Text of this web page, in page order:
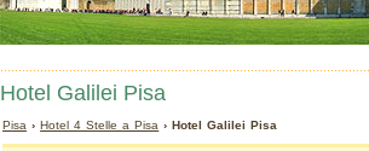
Hotel Galilei Pisa
Pisa ›Hotel 4 Stelle a Pisa › Hotel Galilei Pisa